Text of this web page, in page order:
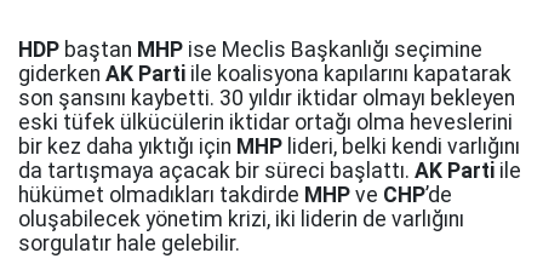
HDP baştan MHP ise Meclis Başkanlığı seçimine
giderken AK Parti ile koalisyona kapılarını kapatarak
son şansını kaybetti. 30 yıldır iktidar olmayı bekleyen
eski tüfek ülkücülerin iktidar ortağı olma heveslerini
bir kez daha yıktığı için MHP lideri, belki kendi varlığını
da tartışmaya açacak bir süreci başlattı. AK Parti ile
hükümet olmadıkları takdirde MHP ve CHP’de
oluşabilecek yönetim krizi, iki liderin de varlığını
sorgulatır hale gelebilir.